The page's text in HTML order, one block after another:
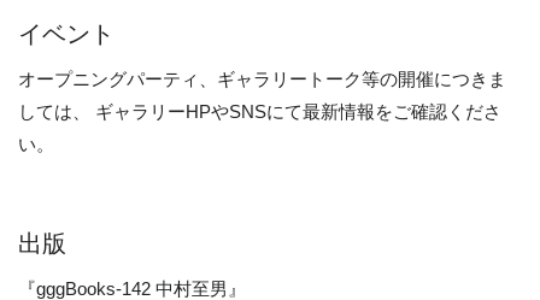
イベント
オープニングパーティ、ギャラリートーク等の開催につきま
しては、 ギャラリーHPやSNSにて最新情報をご確認くださ
い。
出版
『gggBooks-142 中村至男』